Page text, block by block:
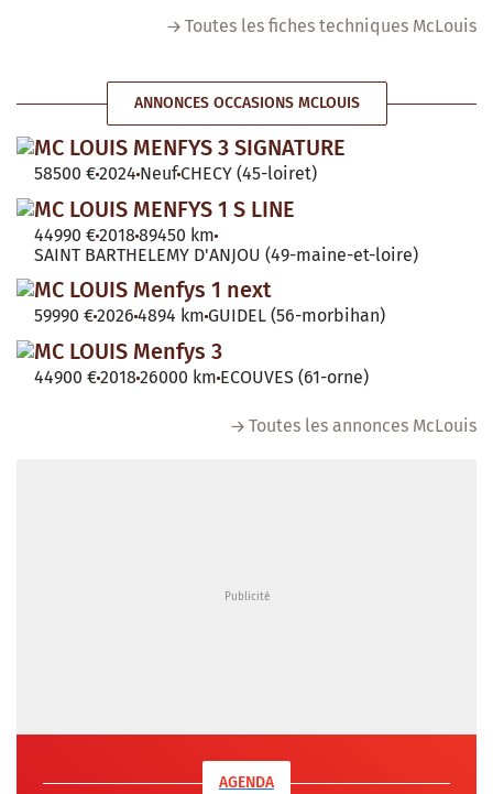
Toutes les fiches techniques McLouis
ANNONCES OCCASIONS MCLOUIS
MC LOUIS MENFYS 3 SIGNATURE
58500 €2024 Neuf CHECY (45-loiret)
MC LOUIS MENFYS 1 S LINE
44990 €2018 89450 km
SAINT BARTHELEMY D'ANJOU (49-maine-et-loire)
MC LOUIS Menfys 1 next
59990 €2026 4894 km GUIDEL (56-morbihan)
MC LOUIS Menfys 3
44900 €2018 26000 km ECOUVES (61-orne)
Toutes les annonces McLouis
AGENDA